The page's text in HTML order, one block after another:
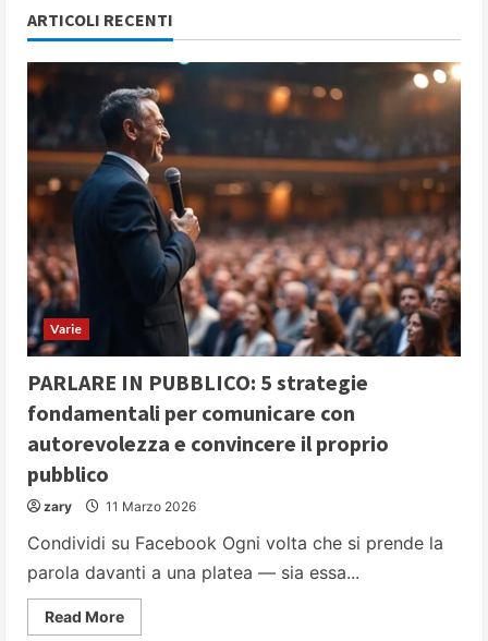
ARTICOLI RECENTI
Varie
PARLARE IN PUBBLICO: 5 strategie
fondamentali per comunicare con
autorevolezza e convincere il proprio
pubblico
zary 11 Marzo 2026
Condividi su Facebook Ogni volta che si prende la
parola davanti a una platea — sia essa...
Read MoreRead
more